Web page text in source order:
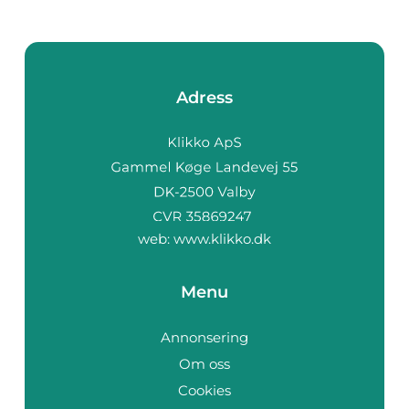
Adress
web: www.klikko.dk
Menu
Annonsering
Om oss
Cookies